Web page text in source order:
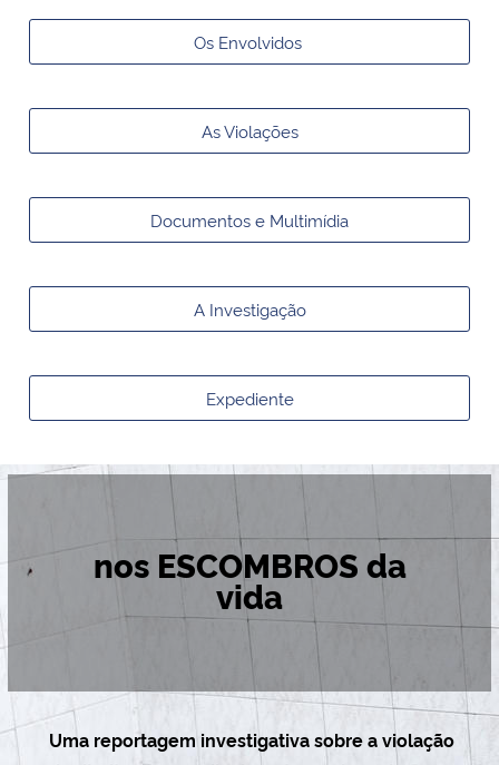
Ministério da Cidadania
Ministério da Ciência, Tecnologia, Inovações e Comunicações
Ministério do Desenvolvimento Regional
Ministério da Mulher, da Família e dos Direitos Humanos
Secretaria-Geral
Advocacia-Geral da União
Os Envolvidos
As Violações
Documentos e Multimídia
A Investigação
Expediente
nos ESCOMBROS da
vida
Uma reportagem investigativa sobre a violação